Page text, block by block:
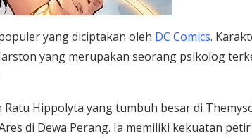
yang diciptakan oleh DC Comics.
yang merupakan seorang psikolog
Hippolyta yang tumbuh besar di
di Dewa Perang. Ia memiliki kekuatan